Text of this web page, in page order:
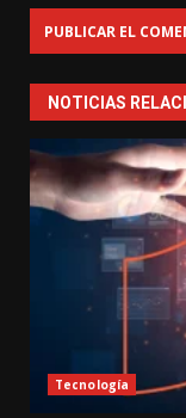
NOTICIAS
Tecnología